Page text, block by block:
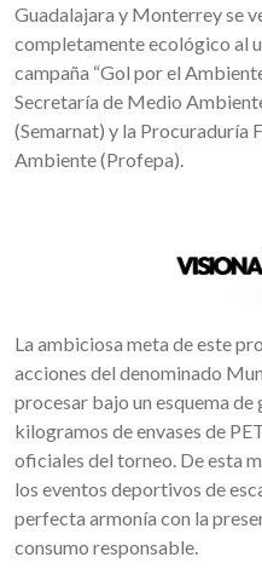
Guadalajara y Monterrey se
completamente ecológico al
campaña “Gol por el
Secretaría de Medio
(Semarnat) y la Procuraduría
Ambiente (Profepa).
La ambiciosa meta de este
acciones del denominado
procesar bajo un esquema
kilogramos de envases de
oficiales del torneo. De esta
los eventos deportivos de
perfecta armonía con la
consumo responsable.